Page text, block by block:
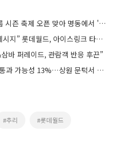
롯데월드 어드벤처, 여름 시즌 축제 오픈 맞아 명동에서 '스페셜 삼바' 공연
“20년 전 꽁꽁 얼려둔 메시지” 롯데월드, 아이스링크 타임캡슐 연다
바 퍼레이드, 관람객 반응 후끈”
美 클래리티 법안 연내 통과 가능성 13%…상원 문턱서 제동
#추리 #롯데월드